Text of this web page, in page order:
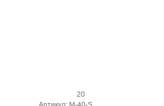
20